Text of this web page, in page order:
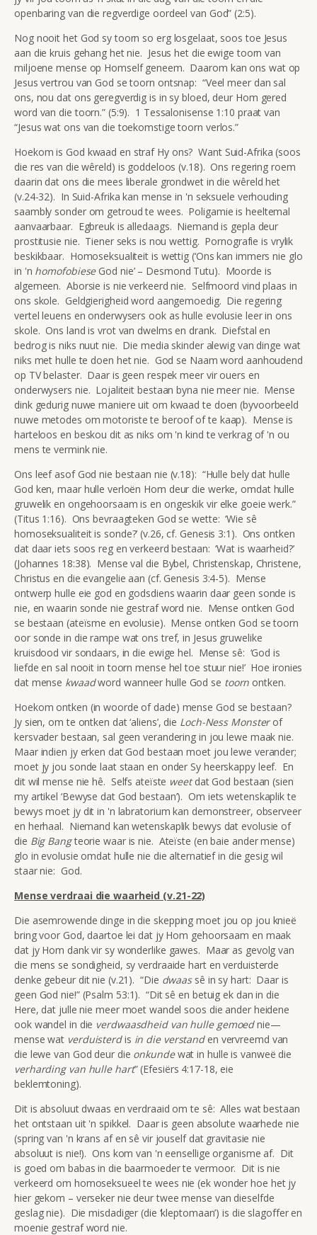
openbaring van die regverdige oordeel van God” (2:5).
Nog nooit het God sy toorn so erg losgelaat, soos toe Jesus
aan die kruis gehang het nie. Jesus het die ewige toorn van
miljoene mense op Homself geneem. Daarom kan ons wat op
Jesus vertrou van God se toorn ontsnap: “Veel meer dan sal
ons, nou dat ons geregverdig is in sy bloed, deur Hom gered
word van die toorn.” (5:9). 1 Tessalonisense 1:10 praat van
“Jesus wat ons van die toekomstige toorn verlos.”
Hoekom is God kwaad en straf Hy ons? Want Suid-Afrika (soos
die res van die wêreld) is goddeloos (v.18). Ons regering roem
daarin dat ons die mees liberale grondwet in die wêreld het
(v.24-32). In Suid-Afrika kan mense in 'n seksuele verhouding
saambly sonder om getroud te wees. Poligamie is heeltemal
aanvaarbaar. Egbreuk is alledaags. Niemand is gepla deur
prostitusie nie. Tiener seks is nou wettig. Pornografie is vrylik
beskikbaar. Homoseksualiteit is wettig (‘Ons kan immers nie glo
in 'n homofobieseGod nie’ – Desmond Tutu). Moorde is
algemeen. Aborsie is nie verkeerd nie. Selfmoord vind plaas in
ons skole. Geldgierigheid word aangemoedig. Die regering
vertel leuens en onderwysers ook as hulle evolusie leer in ons
skole. Ons land is vrot van dwelms en drank. Diefstal en
bedrog is niks nuut nie. Die media skinder alewig van dinge wat
niks met hulle te doen het nie. God se Naam word aanhoudend
op TV belaster. Daar is geen respek meer vir ouers en
onderwysers nie. Lojaliteit bestaan byna nie meer nie. Mense
dink gedurig nuwe maniere uit om kwaad te doen (byvoorbeeld
nuwe metodes om motoriste te beroof of te kaap). Mense is
harteloos en beskou dit as niks om 'n kind te verkrag of 'n ou
mens te vermink nie.
Ons leef asof God nie bestaan nie (v.18): “Hulle bely dat hulle
God ken, maar hulle verloën Hom deur die werke, omdat hulle
gruwelik en ongehoorsaam is en ongeskik vir elke goeie werk.”
(Titus 1:16). Ons bevraagteken God se wette: ‘Wie sê
homoseksualiteit is sonde?’ (v.26, cf. Genesis 3:1). Ons ontken
dat daar iets soos reg en verkeerd bestaan: ‘Wat is waarheid?’
(Johannes 18:38). Mense val die Bybel, Christenskap, Christene,
Christus en die evangelie aan (cf. Genesis 3:4-5). Mense
ontwerp hulle eie god en godsdiens waarin daar geen sonde is
nie, en waarin sonde nie gestraf word nie. Mense ontken God
se bestaan (ateïsme en evolusie). Mense ontken God se toorn
oor sonde in die rampe wat ons tref, in Jesus gruwelike
kruisdood vir sondaars, in die ewige hel. Mense sê: ‘God is
liefde en sal nooit in toorn mense hel toe stuur nie!’ Hoe ironies
dat mense kwaadword wanneer hulle God se toorn ontken.
Hoekom ontken (in woorde of dade) mense God se bestaan?
Jy sien, om te ontken dat ‘aliens’, die Loch-Ness Monsterof
kersvader bestaan, sal geen verandering in jou lewe maak nie.
Maar indien jy erken dat God bestaan moet jou lewe verander;
moet jy jou sonde laat staan en onder Sy heerskappy leef. En
dit wil mense nie hê. Selfs ateïste weetdat God bestaan (sien
my artikel ‘Bewyse dat God bestaan’). Om iets wetenskaplik te
bewys moet jy dit in 'n labratorium kan demonstreer, observeer
en herhaal. Niemand kan wetenskaplik bewys dat evolusie of
die Big Bangteorie waar is nie. Ateïste (en baie ander mense)
glo in evolusie omdat hulle nie die alternatief in die gesig wil
staar nie: God.
Mense verdraai die waarheid (v.21-22)
Die asemrowende dinge in die skepping moet jou op jou knieë
bring voor God, daartoe lei dat jy Hom gehoorsaam en maak
dat jy Hom dank vir sy wonderlike gawes. Maar as gevolg van
die mens se sondigheid, sy verdraaide hart en verduisterde
denke gebeur dit nie (v.21). “Die dwaassê in sy hart: Daar is
geen God nie!” (Psalm 53:1). “Dit sê en betuig ek dan in die
Here, dat julle nie meer moet wandel soos die ander heidene
ook wandel in die verdwaasdheid van hulle gemoednie—
mense wat verduisterdis in die verstanden vervreemd van
die lewe van God deur die onkundewat in hulle is vanweë die
verharding van hulle hart” (Efesiërs 4:17-18, eie
beklemtoning).
Dit is absoluut dwaas en verdraaid om te sê: Alles wat bestaan
het ontstaan uit 'n spikkel. Daar is geen absolute waarhede nie
(spring van 'n krans af en sê vir jouself dat gravitasie nie
absoluut is nie!). Ons kom van 'n eensellige organisme af. Dit
is goed om babas in die baarmoeder te vermoor. Dit is nie
verkeerd om homoseksueel te wees nie (ek wonder hoe het jy
hier gekom – verseker nie deur twee mense van dieselfde
geslag nie). Die misdadiger (die ‘kleptomaan’) is die slagoffer en
moenie gestraf word nie.